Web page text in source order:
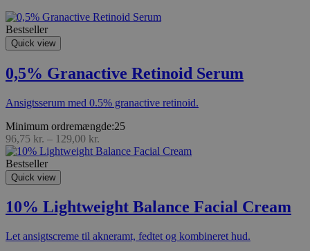
Bestseller
Quick view
0,5% Granactive Retinoid Serum
Ansigtsserum med 0.5% granactive retinoid.
Minimum ordremængde:25
96,75 kr. – 129,00 kr.
Bestseller
Quick view
10% Lightweight Balance Facial Cream
Let ansigtscreme til akneramt, fedtet og kombineret hud.